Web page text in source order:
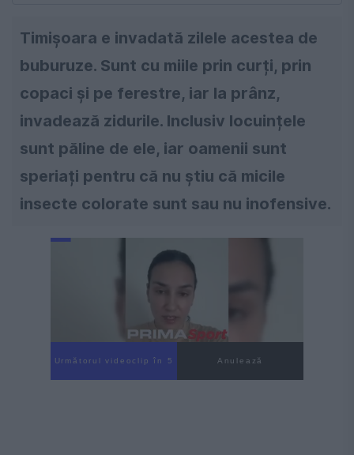
Timișoara e invadată zilele acestea de
buburuze. Sunt cu miile prin curți, prin
copaci și pe ferestre, iar la prânz,
invadează zidurile. Inclusiv locuințele
sunt păline de ele, iar oamenii sunt
speriați pentru că nu știu că micile
insecte colorate sunt sau nu inofensive.
Următorul videoclip în 4 Anulează